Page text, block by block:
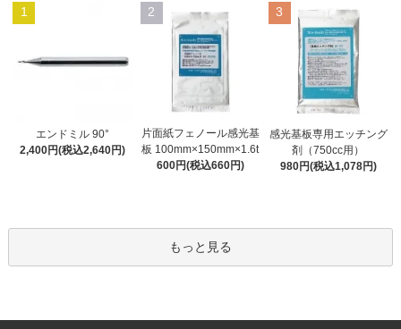
1
エンドミル 90°
2,400円(税込2,640円)
2
片面紙フェノール感光基
板 100mm×150mm×1.6t
600円(税込660円)
3
感光基板専用エッチング
剤（750cc用）
980円(税込1,078円)
もっと見る